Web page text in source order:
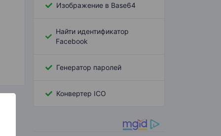
Изображение в Base64
Найти идентификатор
Facebook
Генератор паролей
Конвертер ICO